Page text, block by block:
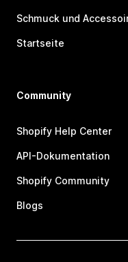
Schmuck und
Startseite
Community
Shopify Help Center
API-Dokumentation
Shopify Community
Blogs